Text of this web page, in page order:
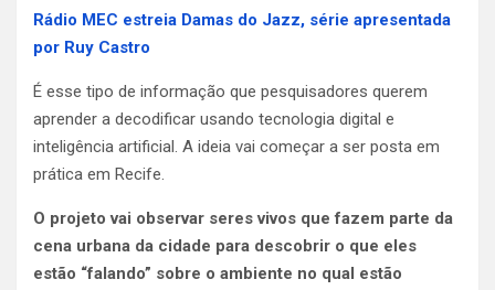
Rádio MEC estreia Damas do Jazz, série apresentada
por Ruy Castro
É esse tipo de informação que pesquisadores querem
aprender a decodificar usando tecnologia digital e
inteligência artificial. A ideia vai começar a ser posta em
prática em Recife.
O projeto vai observar seres vivos que fazem parte da
cena urbana da cidade para descobrir o que eles
estão “falando” sobre o ambiente no qual estão